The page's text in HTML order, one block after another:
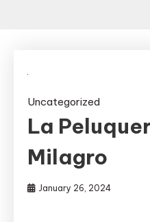
Uncategorized
La
Milagro
January 26, 2024